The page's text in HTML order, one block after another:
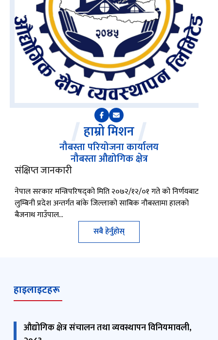
हाम्रो मिशन
नौबस्ता औद्योगिक क्षेत्र
संक्षिप्त जानकारी
नेपाल सरकार मन्त्रिपरिषद्को मिति २०७२/१२/०१ गते को निर्णयबाट
लुम्बिनी प्रदेश अन्तर्गत बांके जिल्लाको साबिक नौबस्तामा हालको
हाइलाइटहरू